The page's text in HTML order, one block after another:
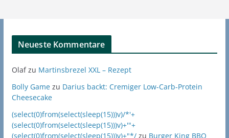
Neueste Kommentare
Olafzu Martinsbrezel XXL – Rezept
Bolly Gamezu Darius backt: Cremiger Low-Carb-Protein
Cheesecake
(select(0)from(select(sleep(15)))v)/*'+
(select(0)from(select(sleep(15)))v)+'"+
(select(0)from(select(sleep(15)))v)+"*/zu Burger King BBQ